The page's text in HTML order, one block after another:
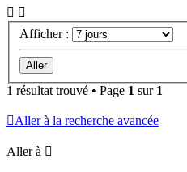
Afficher :
1 résultat trouvé • Page 1 sur 1
Aller à la recherche avancée
Aller à